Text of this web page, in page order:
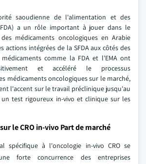
saoudienne de l'alimentation et des
a un rôle important à jouer dans le
médicaments oncologiques en Arabie
actions intégrées de la SFDA aux côtés des
comme la FDA et l'EMA ont
et accéléré le processus
médicaments oncologiques sur le marché,
l'accent sur le travail préclinique jusqu'au
test rigoureux in-vivo et clinique sur les
le CRO in-vivo Part de marché
spécifique à l'oncologie in-vivo CRO se
forte concurrence des entreprises